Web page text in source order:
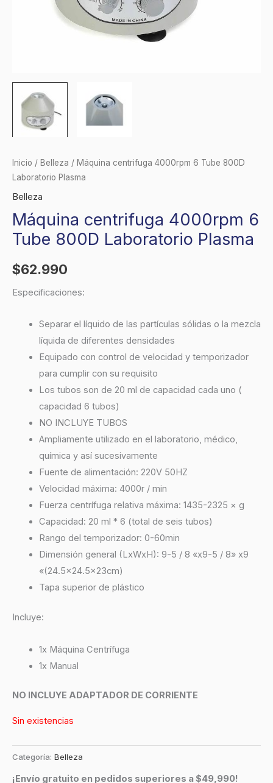
Inicio / Belleza / Máquina centrifuga 4000rpm 6 Tube 800D
Laboratorio Plasma
Belleza
Máquina centrifuga 4000rpm 6
Tube 800D Laboratorio Plasma
$62.990
Especificaciones:
Separar el líquido de las partículas sólidas o la mezcla
líquida de diferentes densidades
Equipado con control de velocidad y temporizador
para cumplir con su requisito
Los tubos son de 20 ml de capacidad cada uno (
capacidad 6 tubos)
NO INCLUYE TUBOS
Ampliamente utilizado en el laboratorio, médico,
química y así sucesivamente
Fuente de alimentación: 220V 50HZ
Velocidad máxima: 4000r / min
Fuerza centrífuga relativa máxima: 1435-2325 × g
Capacidad: 20 ml * 6 (total de seis tubos)
Rango del temporizador: 0-60min
Dimensión general (LxWxH): 9-5 / 8 «x9-5 / 8» x9
«(24.5×24.5x23cm)
Tapa superior de plástico
Incluye:
1x Máquina Centrífuga
1x Manual
NO INCLUYE ADAPTADOR DE CORRIENTE
Sin existencias
Categoría: Belleza
¡Envío gratuito en pedidos superiores a $49,990!